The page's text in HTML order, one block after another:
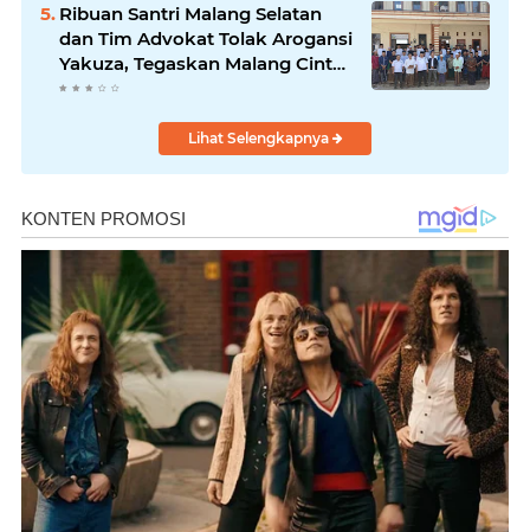
Ribuan Santri Malang Selatan
dan Tim Advokat Tolak Arogansi
Yakuza, Tegaskan Malang Cinta
Damai
Lihat Selengkapnya